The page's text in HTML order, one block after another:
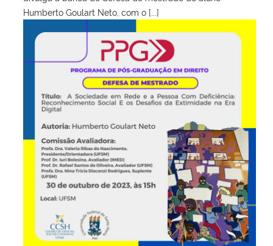
Humberto Goulart Neto, com o [...]